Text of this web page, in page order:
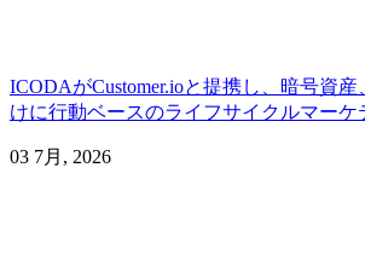
ICODAがCustomer.ioと提携し、暗号資産
けに行動ベースのライフサイクルマーケ
03 7月, 2026